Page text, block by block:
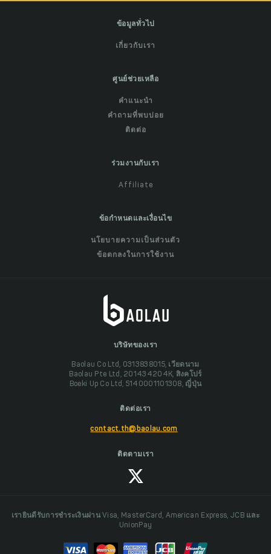
ข้อมูลทั่วไป
เกี่ยวกับเรา
ศูนย์ช่วยเหลือ
คำแนะนำ
คำถามที่พบบ่อย
ติดต่อ
ร่วมงานกับเรา
Affiliate
ข้อกำหนดและเงื่อนไข
นโยบายความเป็นส่วนตัว
ข้อตกลงในการใช้งาน
บริษัทของเรา
Baolau Co Ltd, 0313838015, เวียดนาม
Baolau Pte Ltd, 201434204K, สิงคโปร์
Boeki Up Co Ltd, 5140001101308, ญี่ปุ่น
ติดต่อเรา
contact.th@baolau.com
ติดตามเรา
เรายินดีรับการชำระเงินผ่าน Visa, MasterCard, American Express, JCB และ
UnionPay